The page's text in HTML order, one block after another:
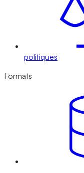
politiques
Formats